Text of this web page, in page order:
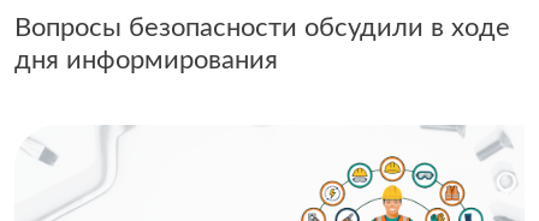
Вопросы безопасности обсудили в ходе
дня информирования